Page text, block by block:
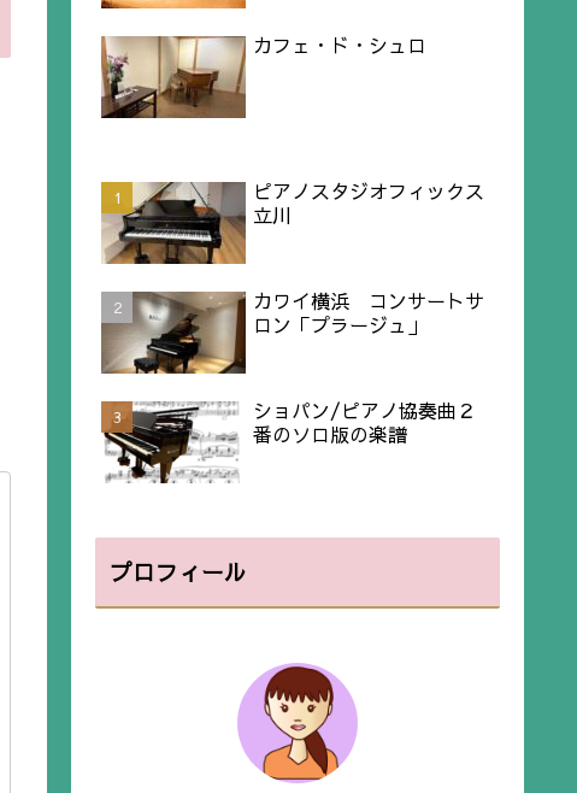
カフェ・ド・シュロ
ピアノスタジオフィックス
立川
カワイ横浜 コンサートサ
ロン「プラージュ」
ショパン/ピアノ協奏曲２
番のソロ版の楽譜
プロフィール